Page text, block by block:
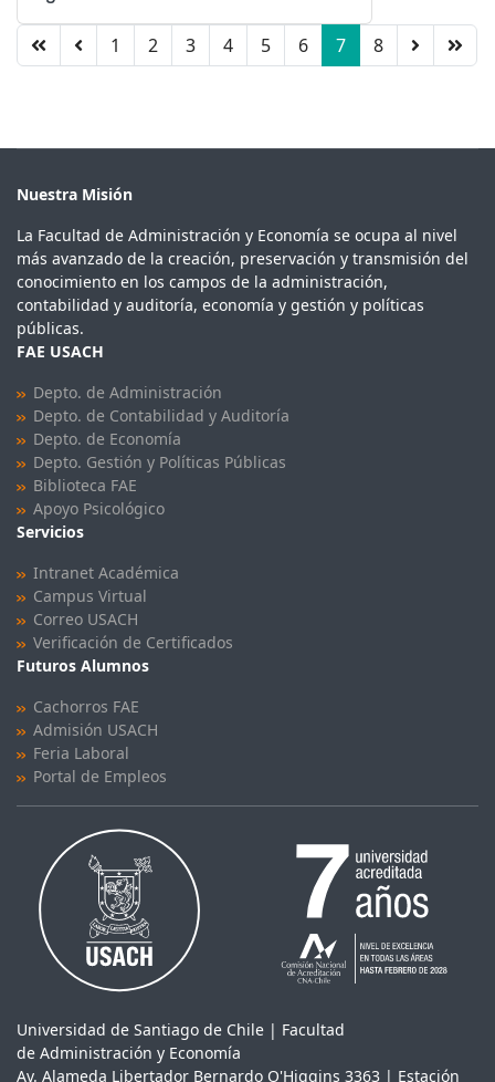
Página 7 de 8
1 2 3 4 5 6 7 8
Nuestra Misión
La Facultad de Administración y Economía se ocupa al nivel
más avanzado de la creación, preservación y transmisión del
conocimiento en los campos de la administración,
contabilidad y auditoría, economía y gestión y políticas
públicas.
FAE USACH
Depto. de Administración
Depto. de Contabilidad y Auditoría
Depto. de Economía
Depto. Gestión y Políticas Públicas
Biblioteca FAE
Apoyo Psicológico
Servicios
Intranet Académica
Campus Virtual
Correo USACH
Verificación de Certificados
Futuros Alumnos
Cachorros FAE
Admisión USACH
Feria Laboral
Portal de Empleos
Universidad de Santiago de Chile | Facultad
de Administración y Economía
Av. Alameda Libertador Bernardo O'Higgins 3363 | Estación